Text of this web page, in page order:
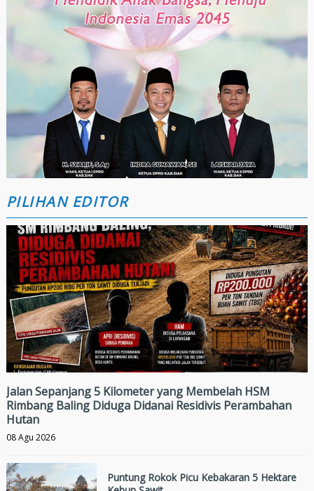
PILIHAN EDITOR
Jalan Sepanjang 5 Kilometer yang Membelah HSM
Rimbang Baling Diduga Didanai Residivis Perambahan
Hutan
08 Agu 2026
Puntung Rokok Picu Kebakaran 5 Hektare